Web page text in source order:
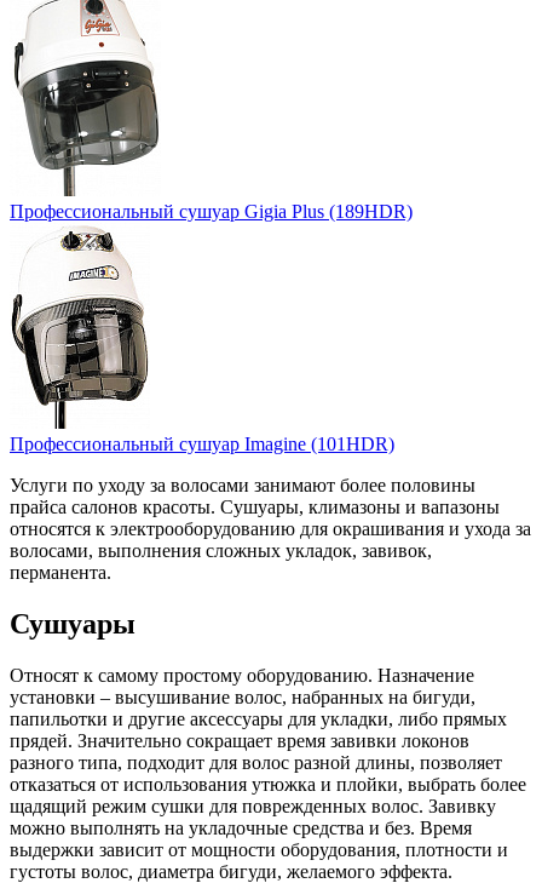
Профессиональный сушуар Gigia Plus (189HDR)
Профессиональный сушуар Imagine (101HDR)
Услуги по уходу за волосами занимают более половины
прайса салонов красоты. Сушуары, климазоны и вапазоны
относятся к электрооборудованию для окрашивания и ухода за
волосами, выполнения сложных укладок, завивок,
перманента.
Сушуары
Относят к самому простому оборудованию. Назначение
установки – высушивание волос, набранных на бигуди,
папильотки и другие аксессуары для укладки, либо прямых
прядей. Значительно сокращает время завивки локонов
разного типа, подходит для волос разной длины, позволяет
отказаться от использования утюжка и плойки, выбрать более
щадящий режим сушки для поврежденных волос. Завивку
можно выполнять на укладочные средства и без. Время
выдержки зависит от мощности оборудования, плотности и
густоты волос, диаметра бигуди, желаемого эффекта.